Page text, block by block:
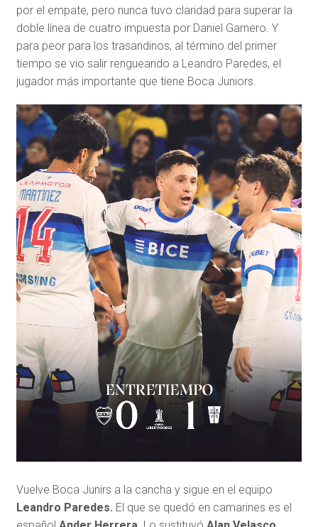
por el empate, pero nunca tuvo claridad para superar la
doble línea de cuatro impuesta por Daniel Garnero. Y
para peor para los trasandinos, al término del primer
tiempo se vio salir rengueando a Leandro Paredes, el
jugador más importante que tiene Boca Juniors.
Vuelve Boca Junirs a la cancha y sigue en el equipo
Leandro Paredes. El que se quedó en camarines es el